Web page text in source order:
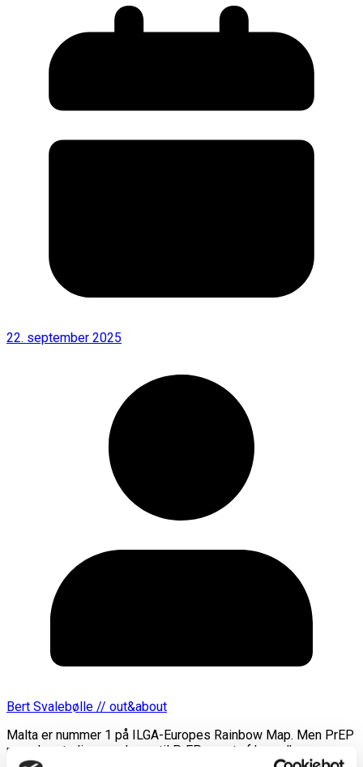
22. september 2025
Bert Svalebølle // out&about
Malta er nummer 1 på ILGA-Europes Rainbow Map. Men PrEP
mangler stadig, og adgang til PrEP var et af hovedkravene